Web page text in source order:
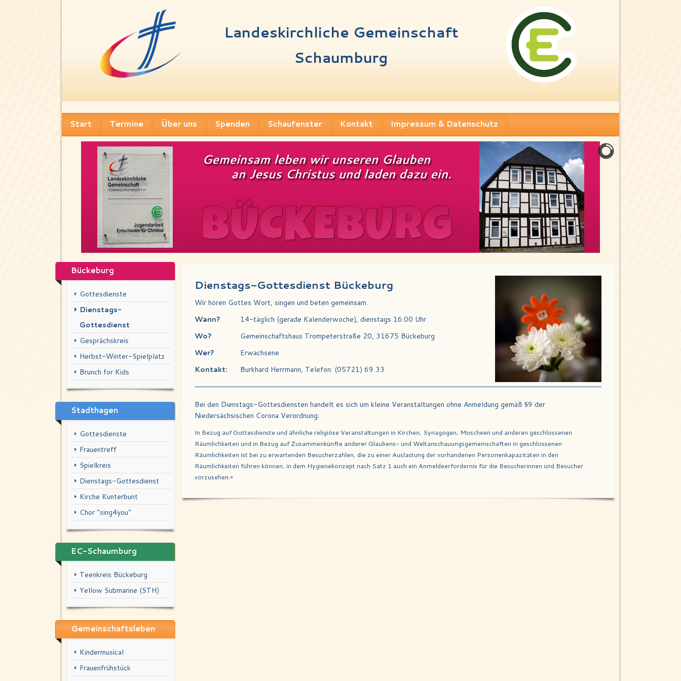
Landeskirchliche Gemeinschaft
Schaumburg
Start Termine Über uns Spenden Schaufenster Kontakt Impressum & Datenschutz
Bückeburg
Gottesdienste
Dienstags-
Gottesdienst
Gesprächskreis
Herbst-Winter-Spielplatz
Brunch for Kids
Stadthagen
Gottesdienste
Frauentreff
Spielkreis
Dienstags-Gottesdienst
Kirche Kunterbunt
Chor "sing4you"
EC-Schaumburg
Teenkreis Bückeburg
Yellow Submarine (STH)
Gemeinschaftsleben
Kindermusical
Frauenfrühstück
Dienstags-Gottesdienst Bückeburg
Wir hören Gottes Wort, singen und beten gemeinsam.
Wann?
14-täglich (gerade Kalenderwoche), dienstags 16:00 Uhr
Wo?
Gemeinschaftshaus Trompeterstraße 20, 31675 Bückeburg
Wer?
Erwachsene
Kontakt:
Burkhard Herrmann, Telefon: (05721) 69 33
Bei den Dienstags-Gottesdiensten handelt es sich um kleine Veranstaltungen ohne Anmeldung gemäß §9 der
Niedersächsischen Corona Verordnung:
In Bezug auf Gottesdienste und ähnliche religiöse Veranstaltungen in Kirchen, Synagogen, Moscheen und anderen geschlossenen
Räumlichkeiten und in Bezug auf Zusammenkünfte anderer Glaubens- und Weltanschauungsgemeinschaften in geschlossenen
Räumlichkeiten ist bei zu erwartenden Besucherzahlen, die zu einer Auslastung der vorhandenen Personenkapazitäten in den
Räumlichkeiten führen können, in dem Hygienekonzept nach Satz 1 auch ein Anmeldeerfordernis für die Besucherinnen und Besucher
vorzusehen.«